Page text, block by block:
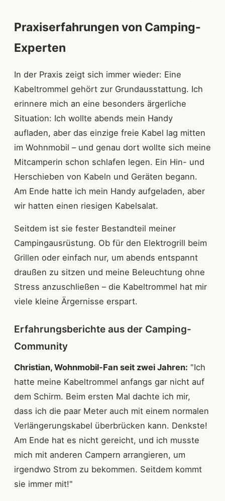
Praxiserfahrungen von Camping-
Experten
In der Praxis zeigt sich immer wieder: Eine
Kabeltrommel gehört zur Grundausstattung. Ich
erinnere mich an eine besonders ärgerliche
Situation: Ich wollte abends mein Handy
aufladen, aber das einzige freie Kabel lag mitten
im Wohnmobil – und genau dort wollte sich meine
Mitcamperin schon schlafen legen. Ein Hin- und
Herschieben von Kabeln und Geräten begann.
Am Ende hatte ich mein Handy aufgeladen, aber
wir hatten einen riesigen Kabelsalat.
Seitdem ist sie fester Bestandteil meiner
Campingausrüstung. Ob für den Elektrogrill beim
Grillen oder einfach nur, um abends entspannt
draußen zu sitzen und meine Beleuchtung ohne
Stress anzuschließen – die Kabeltrommel hat mir
viele kleine Ärgernisse erspart.
Erfahrungsberichte aus der Camping-
Community
Christian, Wohnmobil-Fan seit zwei Jahren: "Ich
hatte meine Kabeltrommel anfangs gar nicht auf
dem Schirm. Beim ersten Mal dachte ich mir,
dass ich die paar Meter auch mit einem normalen
Verlängerungskabel überbrücken kann. Denkste!
Am Ende hat es nicht gereicht, und ich musste
mich mit anderen Campern arrangieren, um
irgendwo Strom zu bekommen. Seitdem kommt
sie immer mit!"